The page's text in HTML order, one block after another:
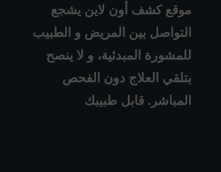
موقع كشف أون لاين يشجع
التواصل بين المريض و الطبيب
للمشورة المبدئية، و لا ينصح
بتلقي العلاج دون الفحص
المباشر. قابل طبيبك